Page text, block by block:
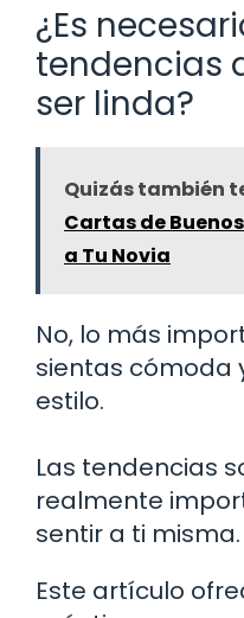
¿Es
tendencias
ser linda?
Quizás también
Cartas de
a Tu Novia
No, lo más
sientas cómoda
estilo.
Las tendencias
realmente
sentir a ti misma.
Este artículo